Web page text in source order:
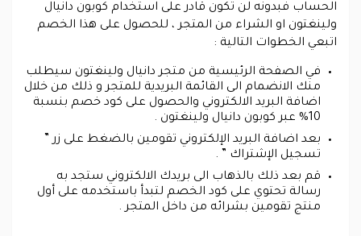
الحساب فبدونه لن تكون قادر على استخدام كوبون دانيال
ولينغتون او الشراء من المتجر ، للحصول على هذا الخصم
اتبعي الخطوات التالية :
في الصفحة الرئيسية من متجر دانيال ولينغتون سيطلب
منك الانضمام الى القائمة البريدية للمتجر و ذلك من خلال
اضافة البريد الالكتروني والحصول على كود خصم بنسبة
10% عبر كوبون دانيال ولينغتون .
بعد اضافة البريد الإلكتروني تقومين بالضغط على زر ”
تسجيل الإشتراك ” .
قم بعد ذلك بالذهاب الى بريدك الالكتروني ستجد به
رسالة تحتوي على كود الخصم لتبدأ باستخدمه على أول
منتج تقومين بشرائه من داخل المتجر .